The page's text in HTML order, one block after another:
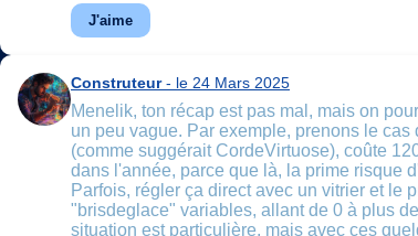
J'aime
Construteur- le 24 Mars 2025
Menelik, ton récap est pas mal, mais on
un peu vague. Par exemple, prenons le
(comme suggérait CordeVirtuose), coûte
dans l'année, parce que là, la prime risque
Parfois, régler ça direct avec un vitrier et le
"brisdeglace" variables, allant de 0 à plus
situation est particulière, mais avec ces